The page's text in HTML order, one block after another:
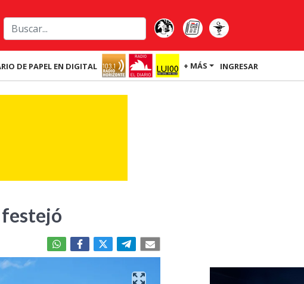
DE PAPEL EN DIGITAL + MÁS INGRESAR